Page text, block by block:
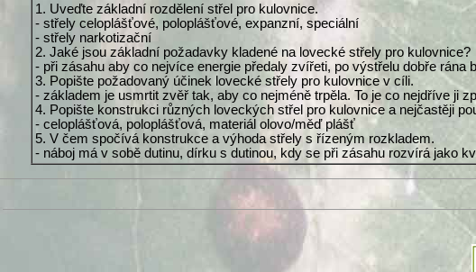
1. Uveďte základní rozdělení střel pro kulovnice.
- střely celoplášťové, poloplášťové, expanzní, speciální
- střely narkotizační
2. Jaké jsou základní požadavky kladené na lovecké střely pro kulovnice?
- při zásahu aby co nejvíce energie předaly zvířeti, po výstřelu dobře
3. Popište požadovaný účinek lovecké střely pro kulovnice v cíli.
- základem je usmrtit zvěř tak, aby co nejméně trpěla. To je co nejdříve ji
4. Popište konstrukci různých loveckých střel pro kulovnice a nejčastěji
- celoplášťová, poloplášťová, materiál olovo/měď plášť
5. V čem spočívá konstrukce a výhoda střely s řízeným rozkladem.
- náboj má v sobě dutinu, dírku s dutinou, kdy se při zásahu rozvírá jako